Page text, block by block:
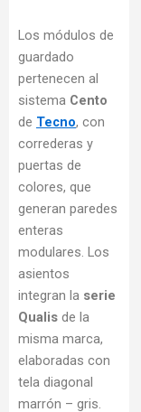
Los módulos de
guardado
pertenecen al
sistema Cento
de Tecno, con
correderas y
puertas de
colores, que
generan paredes
enteras
modulares. Los
asientos
integran la serie
Qualis de la
misma marca,
elaboradas con
tela diagonal
marrón – gris.